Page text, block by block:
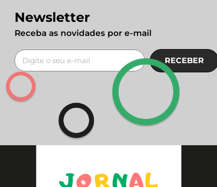
Newsletter
Receba as novidades por e-mail
RECEBER